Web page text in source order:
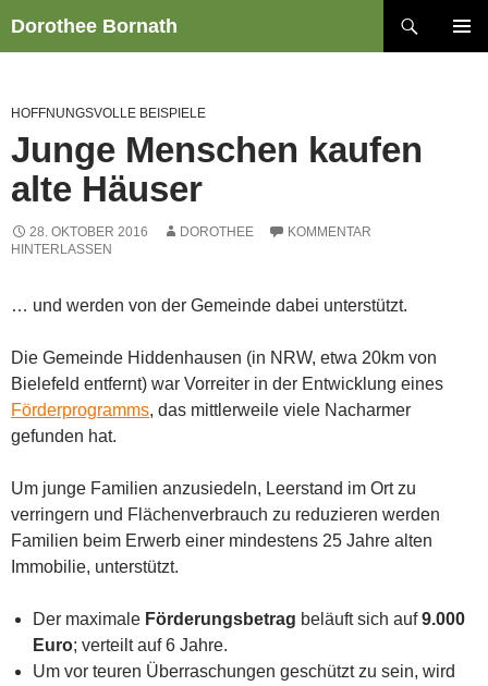
Inhalt
Dorothee Bornath
HOFFNUNGSVOLLE BEISPIELE
Junge Menschen kaufen
alte Häuser
28. OKTOBER 2016 DOROTHEE
KOMMENTAR
HINTERLASSEN
… und werden von der Gemeinde dabei unterstützt.
Die Gemeinde Hiddenhausen (in NRW, etwa 20km von
Bielefeld entfernt) war Vorreiter in der Entwicklung eines
Förderprogramms, das mittlerweile viele Nacharmer
gefunden hat.
Um junge Familien anzusiedeln, Leerstand im Ort zu
verringern und Flächenverbrauch zu reduzieren werden
Familien beim Erwerb einer mindestens 25 Jahre alten
Immo­bilie, unter­stützt.
Der maximale Förderungs­betrag beläuft sich auf9.000
Euro; verteilt auf 6 Jahre.
Um vor teuren Über­raschungen geschützt zu sein, wird